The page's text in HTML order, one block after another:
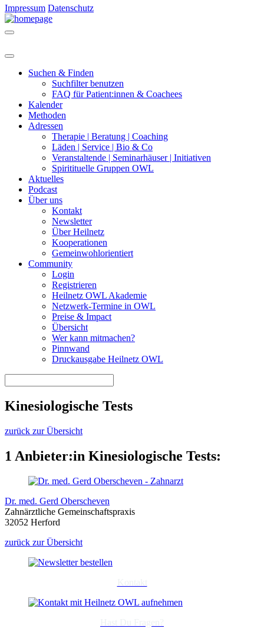
Impressum Datenschutz
Suchen & Finden
Suchfilter benutzen
FAQ für Patient:innen & Coachees
Kalender
Methoden
Adressen
Therapie | Beratung | Coaching
Läden | Service | Bio & Co
Veranstaltende | Seminarhäuser | Initiativen
Spiritituelle Gruppen OWL
Aktuelles
Podcast
Über uns
Kontakt
Newsletter
Über Heilnetz
Kooperationen
Gemeinwohlorientiert
Community
Login
Registrieren
Heilnetz OWL Akademie
Netzwerk-Termine in OWL
Preise & Impact
Übersicht
Wer kann mitmachen?
Pinnwand
Druckausgabe Heilnetz OWL
Kinesiologische Tests
zurück zur Übersicht
1 Anbieter:in Kinesiologische Tests:
Dr. med. Gerd Oberscheven
Zahnärztliche Gemeinschaftspraxis
32052 Herford
zurück zur Übersicht